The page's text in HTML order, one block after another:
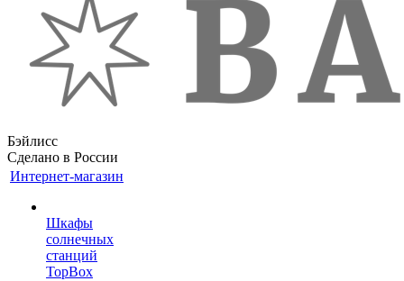
Бэйлисс
Сделано в России
Интернет-магазин
Шкафы
солнечных
станций
TopBox